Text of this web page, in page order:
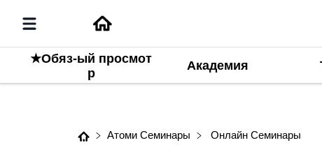
★Обяз-ый просмот
р
Академия
Путь Атоми - Чой Суен Стар
Следующее содержание
Атоми Семинары Онлайн Семинары